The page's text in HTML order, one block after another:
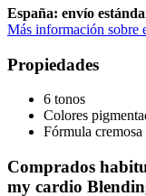
España: envío
Más información sobre
Propiedades
6 tonos
Colores
Fórmula cremosa
Comprados
my cardio